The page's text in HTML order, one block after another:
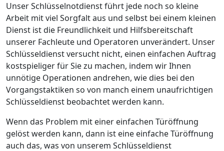
Unser Schlüsselnotdienst führt jede noch so kleine
Arbeit mit viel Sorgfalt aus und selbst bei einem kleinen
Dienst ist die Freundlichkeit und Hilfsbereitschaft
unserer Fachleute und Operatoren unverändert. Unser
Schlüsseldienst versucht nicht, einen einfachen Auftrag
kostspieliger für Sie zu machen, indem wir Ihnen
unnötige Operationen andrehen, wie dies bei den
Vorgangstaktiken so von manch einem unaufrichtigen
Schlüsseldienst beobachtet werden kann.
Wenn das Problem mit einer einfachen Türöffnung
gelöst werden kann, dann ist eine einfache Türöffnung
auch das, was von unserem Schlüsseldienst